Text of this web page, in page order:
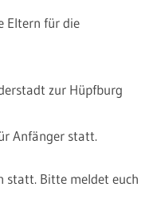
Eltern für die
zur Hüpfburg
Anfänger statt.
statt. Bitte meldet euch